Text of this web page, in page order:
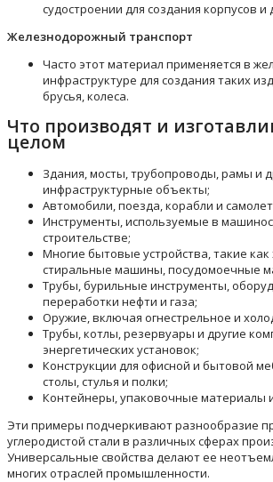
судостроении для создания корпусов и
Железнодорожный транспорт
Часто этот материал применяется в
инфраструктуре для создания таких
брусья, колеса.
Что производят и
целом
Здания, мосты, трубопроводы, рамы и
инфраструктурные объекты;
Автомобили, поезда, корабли и
Инструменты, используемые в
строительстве;
Многие бытовые устройства, такие как
стиральные машины, посудомоечные
Трубы, бурильные инструменты,
переработки нефти и газа;
Оружие, включая огнестрельное и
Трубы, котлы, резервуары и другие
энергетических установок;
Конструкции для офисной и бытовой
столы, стулья и полки;
Контейнеры, упаковочные материалы
Эти примеры подчеркивают разнообразие
углеродистой стали в различных сферах
Универсальные свойства делают ее
многих отраслей промышленности.